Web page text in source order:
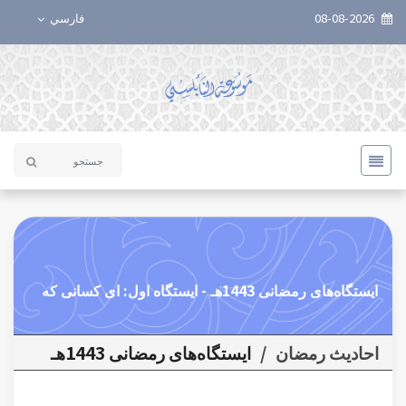
فارسي
ایستگاه‌های رمضانی 1443هـ - ایستگاه اول: ای کسانی که
احاديث رمضان / ایستگاه‌های رمضانی 1443هـ